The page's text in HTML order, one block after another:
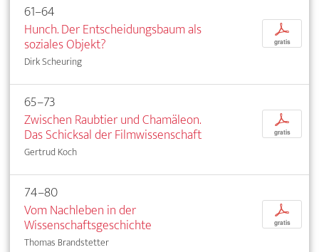
61–64
Hunch. Der Entscheidungsbaum als
soziales Objekt?
Dirk Scheuring
p
gratis
65–73
Zwischen Raubtier und Chamäleon.
Das Schicksal der Filmwissenschaft
Gertrud Koch
p
gratis
74–80
Vom Nachleben in der
Wissenschaftsgeschichte
Thomas Brandstetter
p
gratis